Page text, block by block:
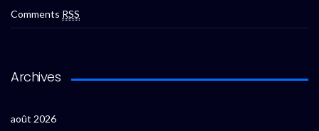
Comments RSS
Archives
août 2026